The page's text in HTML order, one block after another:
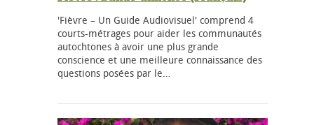
'Fièvre – Un Guide Audiovisuel' comprend 4
courts-métrages pour aider les communautés
autochtones à avoir une plus grande
conscience et une meilleure connaissance des
questions posées par le…